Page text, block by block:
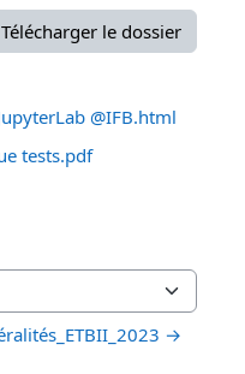
Télécharger le dossier
@IFB.html
tests.pdf
→